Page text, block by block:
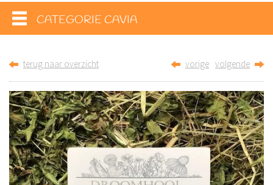
CATEGORIE CAVIA
terug naar overzicht vorige volgende